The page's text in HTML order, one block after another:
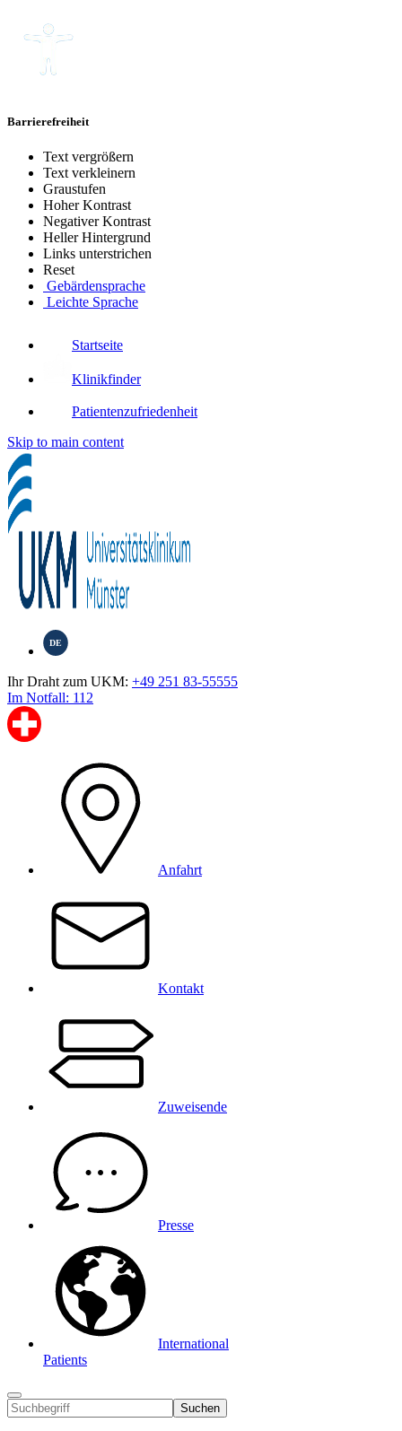
Barrierefreiheit
Text vergrößern
Text verkleinern
Graustufen
Hoher Kontrast
Negativer Kontrast
Heller Hintergrund
Links unterstrichen
Reset
Gebärdensprache
Leichte Sprache
Startseite
Klinikfinder
Patientenzufriedenheit
Skip to main content
DE
Ihr Draht zum UKM: +49 251 83-55555
Im Notfall: 112
Anfahrt
Kontakt
Zuweisende
Presse
International
Patients
Suchen